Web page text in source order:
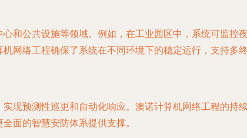
和公共设施等领域。例如，在工业园区中，系统可监控
网络工程确保了系统在不同环境下的稳定运行，支持多
现预测性巡更和自动化响应。澳诺计算机网络工程的持
面的智慧安防体系提供支撑。